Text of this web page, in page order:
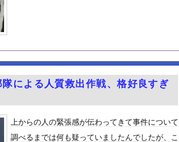
るフリをする → 猫はこうなります…
きる理由←コレ、誰にも分からない模様w ...
ｗｗ
ぎる！2000円にするべき」
攻めされたいよな！
隊による人質救出作戦、格好良すぎ
上からの人の緊張感が伝わってきて事件について
調べるまでは何も疑っていましたんでしたが、こ